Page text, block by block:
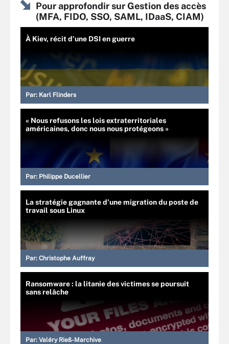
Pour approfondir sur Gestion des accès
(MFA, FIDO, SSO, SAML, IDaaS, CIAM)
À Kiev, récit d’une DSI en guerre
Par: Karl Flinders
« Nous refusons les lois extraterritoriales
américaines, donc nous nous protégeons »
Par: Philippe Ducellier
La stratégie gagnante d’une migration du poste de
travail sous Linux
Par: Christophe Auffray
Ransomware : la litanie des victimes se poursuit
sans relâche
Par: Valéry Rieß-Marchive